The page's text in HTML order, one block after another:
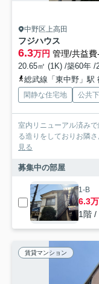
中野区上高田
フジハウス
6.3万円 管理/共益費-
20.65㎡ (1K) /築60年 /
総武線「東中野」駅
閑静な住宅地 公共
室内リニューアル済み
る造りをしておりお隣
見る
募集中の部屋
1-B
6.3
1階 /
賃貸マンション